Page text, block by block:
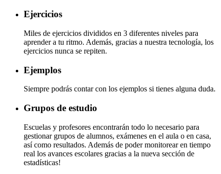
Ejercicios
Miles de ejercicios divididos en 3 diferentes niveles para
aprender a tu ritmo. Además, gracias a nuestra tecnología, los
ejercicios nunca se repiten.
Ejemplos
Siempre podrás contar con los ejemplos si tienes alguna duda.
Grupos de estudio
Escuelas y profesores encontrarán todo lo necesario para
gestionar grupos de alumnos, exámenes en el aula o en casa,
así como resultados. Además de poder monitorear en tiempo
real los avances escolares gracias a la nueva sección de
estadísticas!